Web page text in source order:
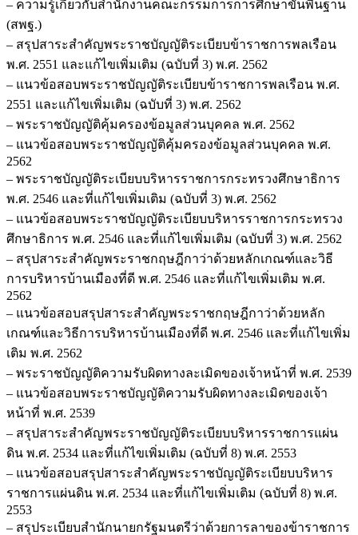
– ความรู้เกี่ยวกับสำนักงานคณะกรรมการการศึกษาขั้นพื้นฐาน
(สพฐ.)
– สรุปสาระสำคัญพระราชบัญญัติระเบียบข้าราชการพลเรือน
พ.ศ. 2551 และแก้ไขเพิ่มเติม (ฉบับที่ 3) พ.ศ. 2562
– แนวข้อสอบพระราชบัญญัติระเบียบข้าราชการพลเรือน พ.ศ.
2551 และแก้ไขเพิ่มเติม (ฉบับที่ 3) พ.ศ. 2562
– พระราชบัญญัติคุ้มครองข้อมูลส่วนบุคคล พ.ศ. 2562
– แนวข้อสอบพระราชบัญญัติคุ้มครองข้อมูลส่วนบุคคล พ.ศ.
2562
– พระราชบัญญัติระเบียบบริหารราชการกระทรวงศึกษาธิการ
พ.ศ. 2546 และที่แก้ไขเพิ่มเติม (ฉบับที่ 3) พ.ศ. 2562
– แนวข้อสอบพระราชบัญญัติระเบียบบริหารราชการกระทรวง
ศึกษาธิการ พ.ศ. 2546 และที่แก้ไขเพิ่มเติม (ฉบับที่ 3) พ.ศ. 2562
– สรุปสาระสำคัญพระราชกฤษฎีกาว่าด้วยหลักเกณฑ์และวิธี
การบริหารบ้านเมืองที่ดี พ.ศ. 2546 และที่แก้ไขเพิ่มเติม พ.ศ.
2562
– แนวข้อสอบสรุปสาระสำคัญพระราชกฤษฎีกาว่าด้วยหลัก
เกณฑ์และวิธีการบริหารบ้านเมืองที่ดี พ.ศ. 2546 และที่แก้ไขเพิ่ม
เติม พ.ศ. 2562
– พระราชบัญญัติความรับผิดทางละเมิดของเจ้าหน้าที่ พ.ศ. 2539
– แนวข้อสอบพระราชบัญญัติความรับผิดทางละเมิดของเจ้า
หน้าที่ พ.ศ. 2539
– สรุปสาระสำคัญพระราชบัญญัติระเบียบบริหารราชการแผ่น
ดิน พ.ศ. 2534 และที่แก้ไขเพิ่มเติม (ฉบับที่ 8) พ.ศ. 2553
– แนวข้อสอบสรุปสาระสำคัญพระราชบัญญัติระเบียบบริหาร
ราชการแผ่นดิน พ.ศ. 2534 และที่แก้ไขเพิ่มเติม (ฉบับที่ 8) พ.ศ.
2553
– สรุประเบียบสำนักนายกรัฐมนตรีว่าด้วยการลาของข้าราชการ